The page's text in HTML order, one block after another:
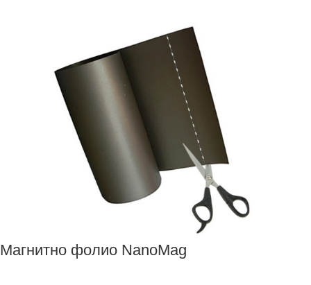
Магнитно фолио NanoMag